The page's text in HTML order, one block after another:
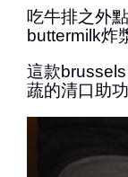
吃牛排之外
buttermilk炸
這款
蔬的清口助功